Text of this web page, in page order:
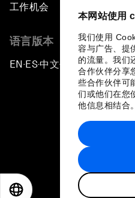
本网站使用
我们使用
容与广告、提
的流量。我们
合作伙伴分享
些合作伙伴可
们或他们在您
他信息相结合。
工作机会
语言版本
EN ▪ES▪中文▪ 日本語
站